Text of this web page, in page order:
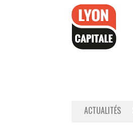
ACTUALITÉS